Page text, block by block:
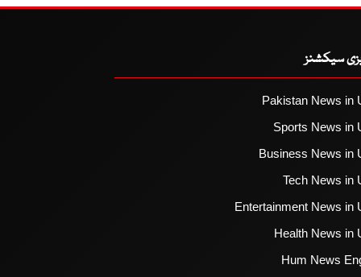
سیکشنز
Pakistan News in
Sports News in
Business News in
Tech News in
Entertainment News in
Health News in
Hum News